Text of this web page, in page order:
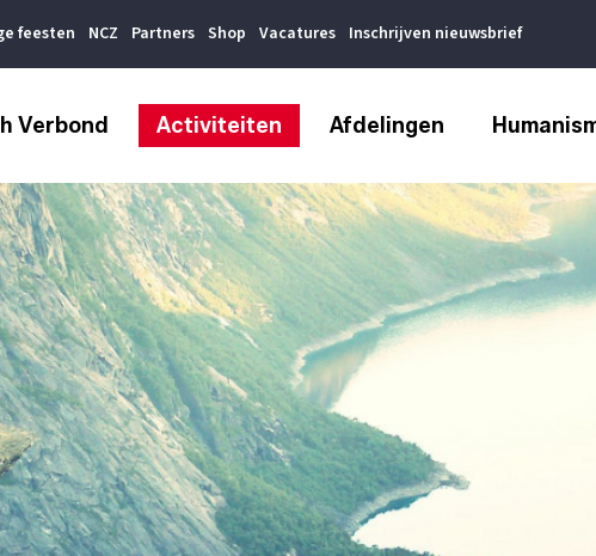
feesten NCZ Partners Shop Vacatures Inschrijven nieuwsbrief
Verbond Activiteiten Afdelingen